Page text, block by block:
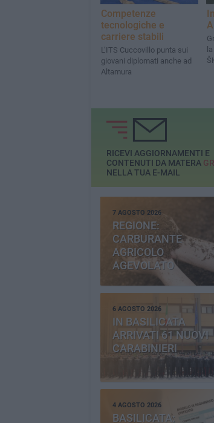
Competenze
tecnologiche e
carriere stabili
L’ITS Cuccovillo punta sui
giovani diplomati anche ad
Altamura
RICEVI AGGIORNAMENTI E
CONTENUTI DA MATERA
NELLA TUA E-MAIL
7 AGOSTO 2026
REGIONE:
CARBURANTE
AGRICOLO
AGEVOLATO
6 AGOSTO 2026
IN BASILICATA
ARRIVATI 61 NUOVI
CARABINIERI
4 AGOSTO 2026
BASILICATA: